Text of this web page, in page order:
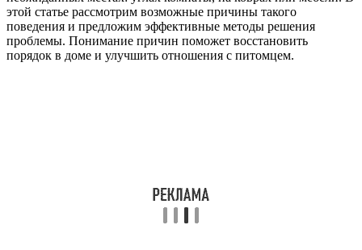
этой статье рассмотрим возможные причины такого
поведения и предложим эффективные методы решения
проблемы. Понимание причин поможет восстановить
порядок в доме и улучшить отношения с питомцем.